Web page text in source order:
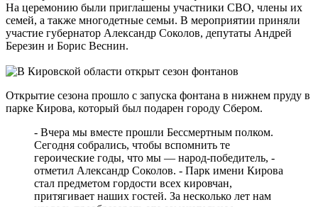
На церемонию были приглашены участники СВО, члены их
семей, а также многодетные семьи. В мероприятии приняли
участие губернатор Александр Соколов, депутаты Андрей
Березин и Борис Веснин.
Открытие сезона прошло с запуска фонтана в нижнем пруду в
парке Кирова, который был подарен городу Сбером.
- Вчера мы вместе прошли Бессмертным полком.
Сегодня собрались, чтобы вспомнить те
героические годы, что мы — народ-победитель, -
отметил Александр Соколов. - Парк имени Кирова
стал предметом гордости всех кировчан,
притягивает наших гостей. За несколько лет нам